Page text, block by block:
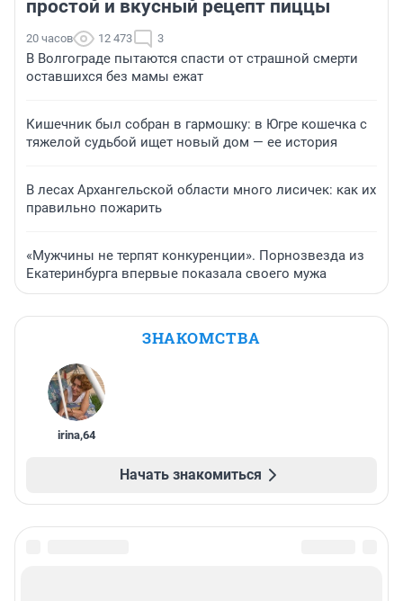
простой и вкусный рецепт пиццы
20 часов 12 473 3
В Волгограде пытаются спасти от страшной смерти
оставшихся без мамы ежат
Кишечник был собран в гармошку: в Югре кошечка с
тяжелой судьбой ищет новый дом — ее история
В лесах Архангельской области много лисичек: как их
правильно пожарить
«Мужчины не терпят конкуренции». Порнозвезда из
Екатеринбурга впервые показала своего мужа
ЗНАКОМСТВА
irina,64
Начать знакомиться